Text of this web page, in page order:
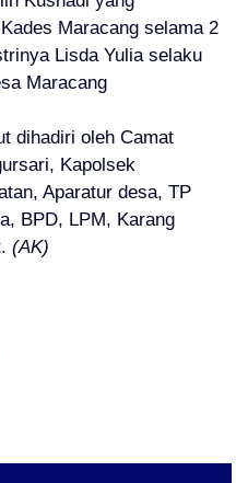
Maracang selama 2
Lisda Yulia selaku
Maracang
dihadiri oleh Camat
Kapolsek
Aparatur desa, TP
BPD, LPM, Karang
(AK)